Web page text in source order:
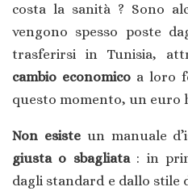
costa la sanità ? Sono
vengono spesso poste
trasferirsi in Tunisia,
cambio economico a loro
questo momento, un euro
Non esisteun manuale
giusta o sbagliata: in
dagli standard e dallo stile